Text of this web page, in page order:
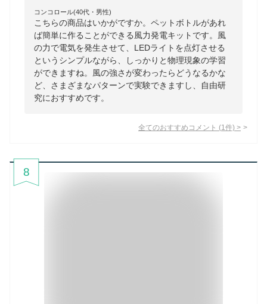
コンコロール(40代・男性)
こちらの商品はいかがですか。ペットボトルがあれ
ば簡単に作ることができる風力発電キットです。風
の力で電気を発生させて、LEDライトを点灯させる
というシンプルながら、しっかりと物理現象の学習
ができますね。風の強さが変わったらどうなるかな
ど、さまざまなパターンで実験できますし、自由研
究におすすめです。
全てのおすすめコメント (1 件) >
8